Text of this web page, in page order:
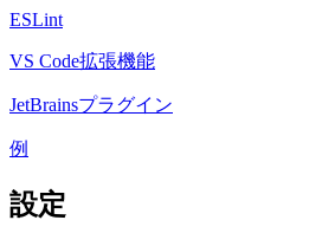
ESLint
VS Code拡張機能
JetBrainsプラグイン
例
設定